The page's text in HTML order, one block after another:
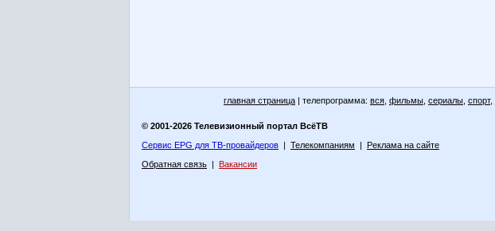
главная страница | телепрограмма: вся фильмы сериалы спорт,
© 2001-2026 Телевизионный портал ВсёТВ
Сервис EPG для ТВ-провайдеров | Телекомпаниям | Реклама на сайте
Обратная связь | Вакансии